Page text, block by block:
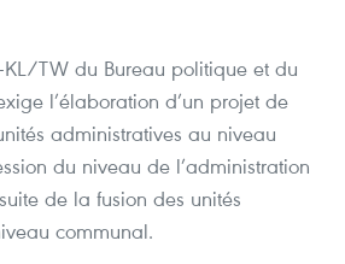
KL/TW du Bureau politique et du
l’élaboration d’un projet de
administratives au niveau
du niveau de l’administration
de la fusion des unités
communal.